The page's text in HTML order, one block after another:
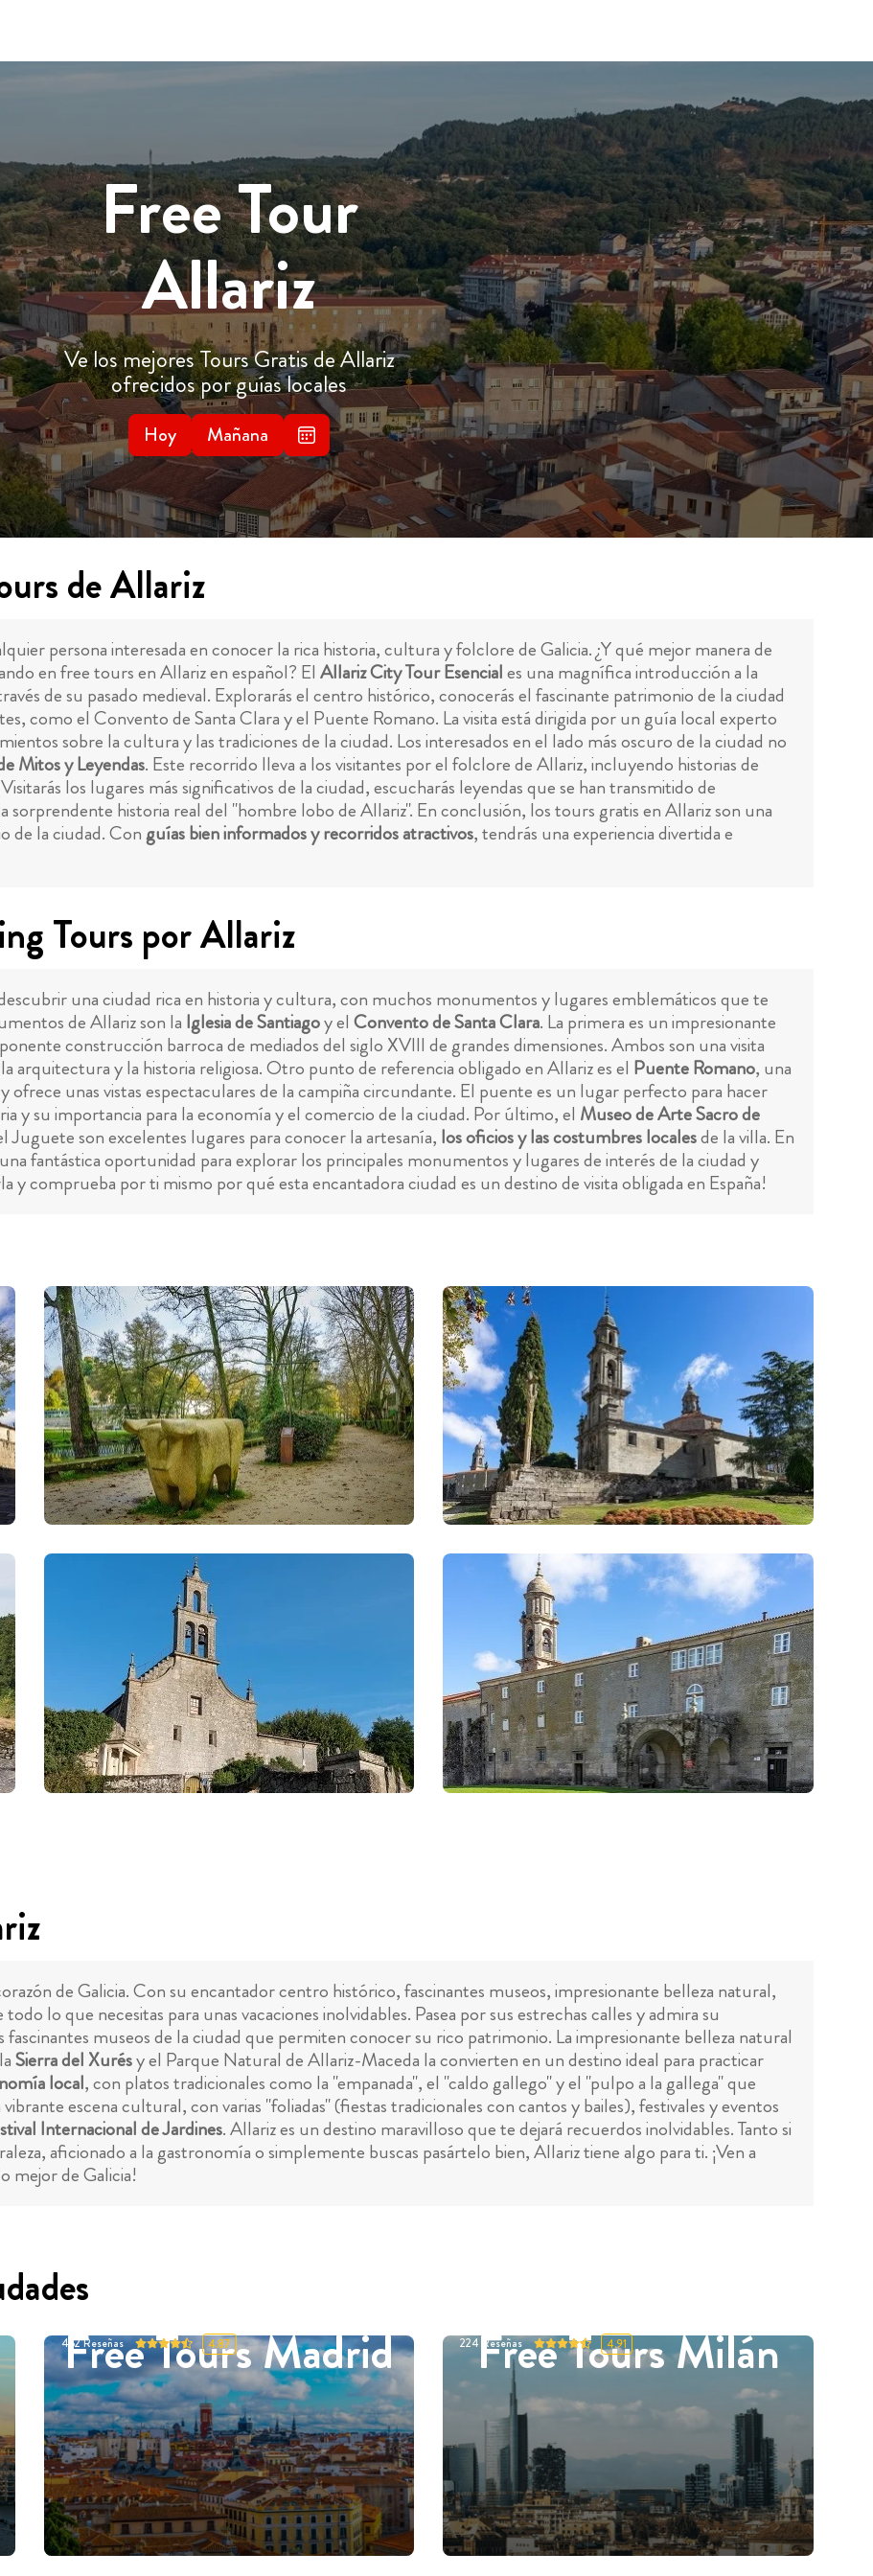
Free Tour
Allariz
Ve los mejores Tours Gratis de Allariz
ofrecidos por guías locales
Hoy Mañana
de Allariz
persona interesada en conocer la rica historia, cultura y folclore de Galicia. ¿Y qué mejor manera de
en free tours en Allariz en español? El Allariz City Tour Esenciales una magnífica introducción a la
de su pasado medieval. Explorarás el centro histórico, conocerás el fascinante patrimonio de la ciudad
como el Convento de Santa Clara y el Puente Romano. La visita está dirigida por un guía local experto
sobre la cultura y las tradiciones de la ciudad. Los interesados en el lado más oscuro de la ciudad no
Mitos y Leyendas. Este recorrido lleva a los visitantes por el folclore de Allariz, incluyendo historias de
los lugares más significativos de la ciudad, escucharás leyendas que se han transmitido de
sorprendente historia real del "hombre lobo de Allariz". En conclusión, los tours gratis en Allariz son una
de la ciudad. Conguías bien informados y recorridos atractivos, tendrás una experiencia divertida e
Tours por Allariz
una ciudad rica en historia y cultura, con muchos monumentos y lugares emblemáticos que te
de Allariz son la Iglesia de Santiagoy el Convento de Santa Clara. La primera es un impresionante
construcción barroca de mediados del siglo XVIII de grandes dimensiones. Ambos son una visita
arquitectura y la historia religiosa. Otro punto de referencia obligado en Allariz es el Puente Romano, una
ofrece unas vistas espectaculares de la campiña circundante. El puente es un lugar perfecto para hacer
y su importancia para la economía y el comercio de la ciudad. Por último, el Museo de Arte Sacro de
Juguete son excelentes lugares para conocer la artesanía, los oficios y las costumbres localesde la villa. En
fantástica oportunidad para explorar los principales monumentos y lugares de interés de la ciudad y
y comprueba por ti mismo por qué esta encantadora ciudad es un destino de visita obligada en España!
de Galicia. Con su encantador centro histórico, fascinantes museos, impresionante belleza natural,
lo que necesitas para unas vacaciones inolvidables. Pasea por sus estrechas calles y admira su
fascinantes museos de la ciudad que permiten conocer su rico patrimonio. La impresionante belleza natural
Sierra del Xurésy el Parque Natural de Allariz-Maceda la convierten en un destino ideal para practicar
local, con platos tradicionales como la "empanada", el "caldo gallego" y el "pulpo a la gallega" que
escena cultural, con varias "foliadas" (fiestas tradicionales con cantos y bailes), festivales y eventos
Internacional de Jardines. Allariz es un destino maravilloso que te dejará recuerdos inolvidables. Tanto si
aficionado a la gastronomía o simplemente buscas pasártelo bien, Allariz tiene algo para ti. ¡Ven a
mejor de Galicia!
Free Tours Madrid
452Reseñas 4.87 Free Tours Milán
224 Reseñas 4.91